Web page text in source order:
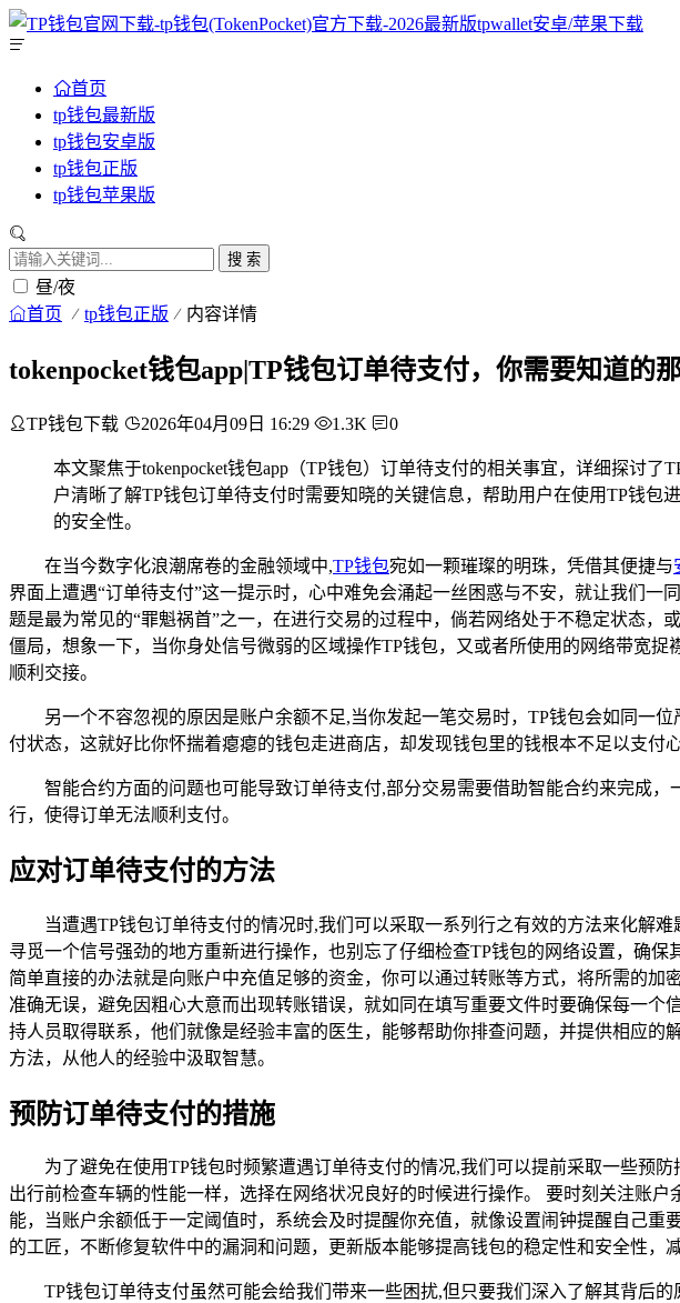
首页
tp钱包最新版
tp钱包安卓版
tp钱包正版
tp钱包苹果版
搜 索
昼/夜
首页 tp钱包正版 内容详情
tokenpocket钱包app|TP钱包订单待支付，你需要知道的
TP钱包下载 2026年04月09日 16:29 1.3K 0
本文聚焦于tokenpocket钱包app（TP钱包）订单待支付的相关事宜，详细探讨
户清晰了解TP钱包订单待支付时需要知晓的关键信息，帮助用户在使用TP钱包
的安全性。
在当今数字化浪潮席卷的金融领域中,TP钱包宛如一颗璀璨的明珠，凭借其便捷与
界面上遭遇“订单待支付”这一提示时，心中难免会涌起一丝困惑与不安，就让我们
题是最为常见的“罪魁祸首”之一，在进行交易的过程中，倘若网络处于不稳定状态，
僵局，想象一下，当你身处信号微弱的区域操作TP钱包，又或者所使用的网络带宽
顺利交接。
另一个不容忽视的原因是账户余额不足,当你发起一笔交易时，TP钱包会如同一
付状态，这就好比你怀揣着瘪瘪的钱包走进商店，却发现钱包里的钱根本不足以支付
智能合约方面的问题也可能导致订单待支付,部分交易需要借助智能合约来完成
行，使得订单无法顺利支付。
应对订单待支付的方法
当遭遇TP钱包订单待支付的情况时,我们可以采取一系列行之有效的方法来化解
寻觅一个信号强劲的地方重新进行操作，也别忘了仔细检查TP钱包的网络设置，确
简单直接的办法就是向账户中充值足够的资金，你可以通过转账等方式，将所需的
准确无误，避免因粗心大意而出现转账错误，就如同在填写重要文件时要确保每一
持人员取得联系，他们就像是经验丰富的医生，能够帮助你排查问题，并提供相应
方法，从他人的经验中汲取智慧。
预防订单待支付的措施
为了避免在使用TP钱包时频繁遭遇订单待支付的情况,我们可以提前采取一些预
出行前检查车辆的性能一样，选择在网络状况良好的时候进行操作。 要时刻关注账
能，当账户余额低于一定阈值时，系统会及时提醒你充值，就像设置闹钟提醒自己
的工匠，不断修复软件中的漏洞和问题，更新版本能够提高钱包的稳定性和安全性，
TP钱包订单待支付虽然可能会给我们带来一些困扰,但只要我们深入了解其背后